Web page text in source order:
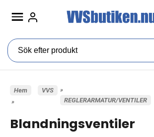
Hem
»
VVS
»
REGLERARMATUR/VENTILER
Blandningsventiler